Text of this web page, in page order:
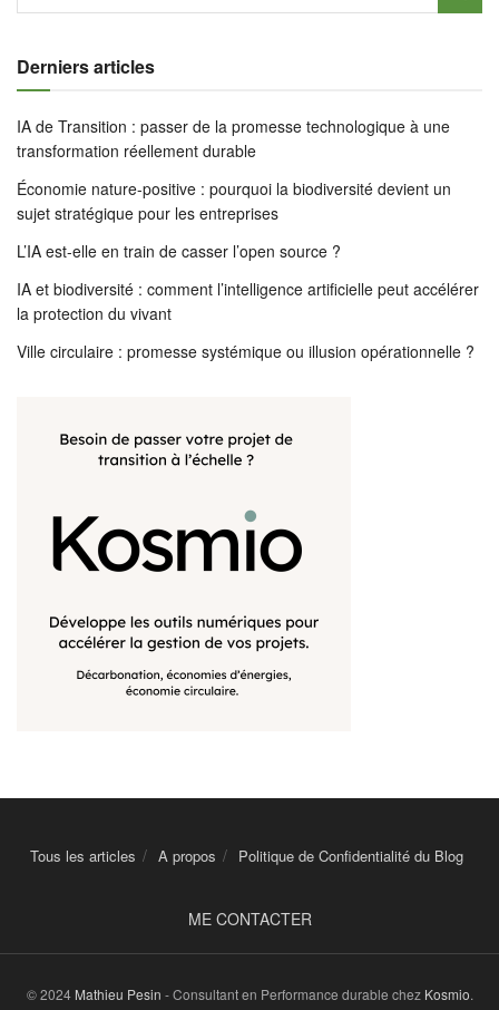
Derniers articles
IA de Transition : passer de la promesse technologique à une
transformation réellement durable
Économie nature-positive : pourquoi la biodiversité devient un
sujet stratégique pour les entreprises
L’IA est-elle en train de casser l’open source ?
IA et biodiversité : comment l’intelligence artificielle peut accélérer
la protection du vivant
Ville circulaire : promesse systémique ou illusion opérationnelle ?
Tous les articles A propos Politique de Confidentialité du Blog
ME CONTACTER
© 2024 Mathieu Pesin - Consultant en Performance durable chez Kosmio.